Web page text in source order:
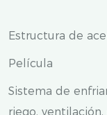
Estructura de
Película
Sistema de
riego, ventilación,